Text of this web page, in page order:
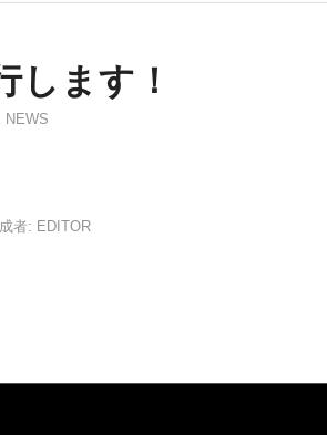
します！
NEWS
者: EDITOR